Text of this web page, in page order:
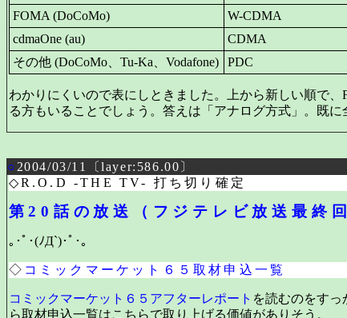
FOMA (DoCoMo)
W-CDMA
cdmaOne (au)
CDMA
その他 (DoCoMo、Tu-Ka、Vodafone)
PDC
わかりにくいので表にしときました。上から新しい順で
る方もいることでしょう。答えは「アナログ方式」。既に
○ 2004/03/11〔layer:586.00〕
◇R.O.D -THE TV- 打ち切り確定
第20話の放送（フジテレビ放送最終
｡･ﾟ･(ﾉД`)･ﾟ･｡
◇ コミックマーケット６５取材申込一覧
コミックマーケット６５アフターレポート を読むのをす
ら取材申込一覧はこちらで取り上げる価値がありそう。